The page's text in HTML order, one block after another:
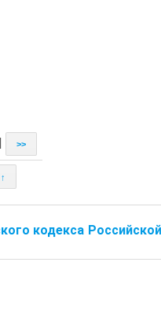
>>
↑
кодекса